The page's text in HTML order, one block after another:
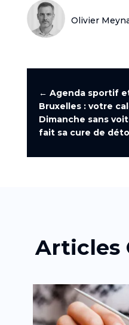
Olivier
← Agenda sportif
Bruxelles : votre
Dimanche sans
fait sa cure de
Articles